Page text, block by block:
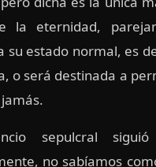
la eternidad,
su estado normal, es
o será destinada a
sepulcral
no sabíamos